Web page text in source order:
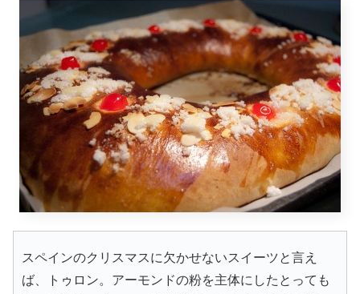
スペインのクリスマスに欠かせないスイーツと言え
ば、トゥロン。アーモンドの粉を主体にしたとっても